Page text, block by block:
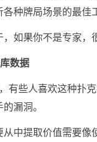
种牌局场景的最佳
如果你不是专家，
数据
有些人喜欢这种扑
漏洞。
从中提取价值需要像